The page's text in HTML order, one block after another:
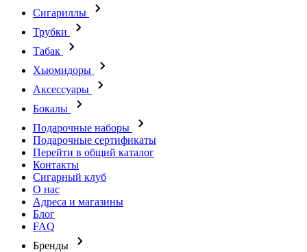
Сигариллы
Трубки
Табак
Хьюмидоры
Аксессуары
Бокалы
Подарочные наборы
Подарочные сертификаты
Перейти в общий каталог
Контакты
Сигарный клуб
О нас
Адреса и магазины
Блог
FAQ
Бренды